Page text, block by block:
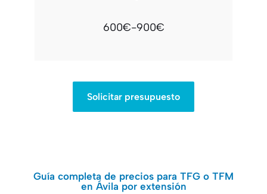
600€-900€
Solicitar presupuesto
Guía completa de precios para TFG o TFM
en Ávila por extensión